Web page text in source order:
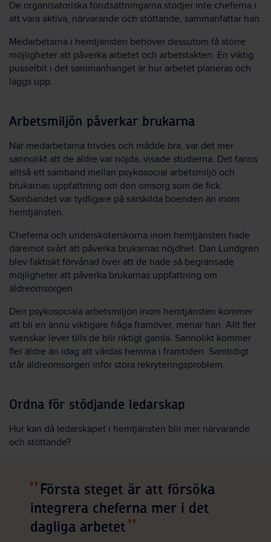
De organisatoriska förutsättningarna stödjer inte cheferna i
att vara aktiva, närvarande och stöttande, sammanfattar han.
Medarbetarna i hemtjänsten behöver dessutom få större
möjligheter att påverka arbetet och arbetstakten. En viktig
pusselbit i det sammanhanget är hur arbetet planeras och
läggs upp.
Arbetsmiljön påverkar brukarna
När medarbetarna trivdes och mådde bra, var det mer
sannolikt att de äldre var nöjda, visade studierna. Det fanns
alltså ett samband mellan psykosocial arbetsmiljö och
brukarnas uppfattning om den omsorg som de fick.
Sambandet var tydligare på särskilda boenden än inom
hemtjänsten.
Cheferna och undersköterskorna inom hemtjänsten hade
däremot svårt att påverka brukarnas nöjdhet. Dan Lundgren
blev faktiskt förvånad över att de hade så begränsade
möjligheter att påverka brukarnas uppfattning om
äldreomsorgen.
Den psykosociala arbetsmiljön inom hemtjänsten kommer
att bli en ännu viktigare fråga framöver, menar han. Allt fler
svenskar lever tills de blir riktigt gamla. Sannolikt kommer
fler äldre än idag att vårdas hemma i framtiden. Samtidigt
står äldreomsorgen inför stora rekryteringsproblem.
Ordna för stödjande ledarskap
Hur kan då ledarskapet i hemtjänsten blir mer närvarande
och stöttande?
Första steget är att försöka
integrera cheferna mer i det
dagliga arbetet